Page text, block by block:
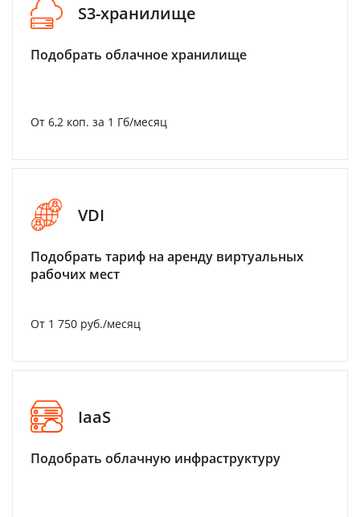
S3-хранилище
Подобрать облачное хранилище
От 6,2 коп. за 1 Гб/месяц
VDI
Подобрать тариф на аренду виртуальных
рабочих мест
От 1 750 руб./месяц
IaaS
Подобрать облачную инфраструктуру